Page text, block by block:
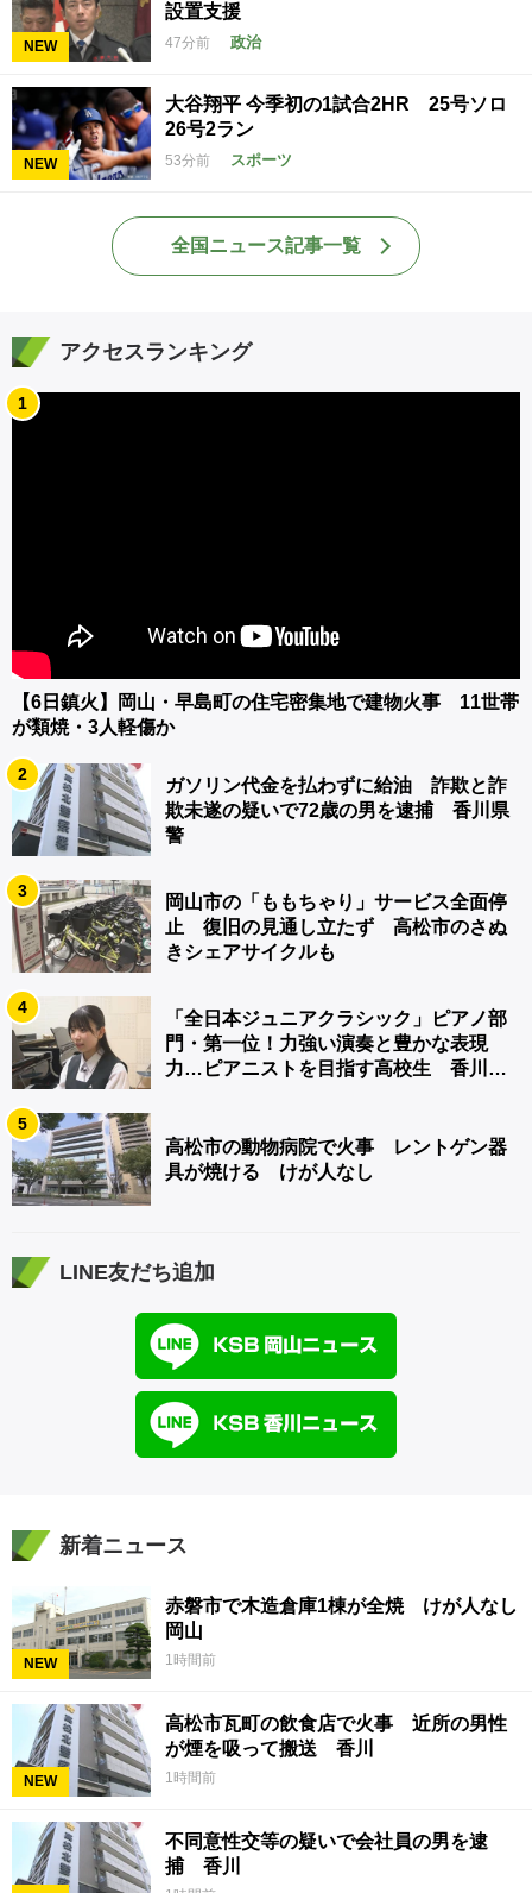
NEW
設置支援
47分前 政治
NEW
大谷翔平 今季初の1試合2HR 25号ソロ
26号2ラン
53分前 スポーツ
全国ニュース記事一覧
アクセスランキング
1
【6日鎮火】岡山・早島町の住宅密集地で建物火事 11世帯
が類焼・3人軽傷か
2
ガソリン代金を払わずに給油 詐欺と詐
欺未遂の疑いで72歳の男を逮捕 香川県
警
3
岡山市の「ももちゃり」サービス全面停
止 復旧の見通し立たず 高松市のさぬ
きシェアサイクルも
4
「全日本ジュニアクラシック」ピアノ部
門・第一位！力強い演奏と豊かな表現
力…ピアニストを目指す高校生 香川
5
高松市の動物病院で火事 レントゲン器
具が焼ける けが人なし
LINE友だち追加
新着ニュース
NEW
赤磐市で木造倉庫1棟が全焼 けが人なし
岡山
1時間前
NEW
高松市瓦町の飲食店で火事 近所の男性
が煙を吸って搬送 香川
1時間前
不同意性交等の疑いで会社員の男を逮
捕 香川